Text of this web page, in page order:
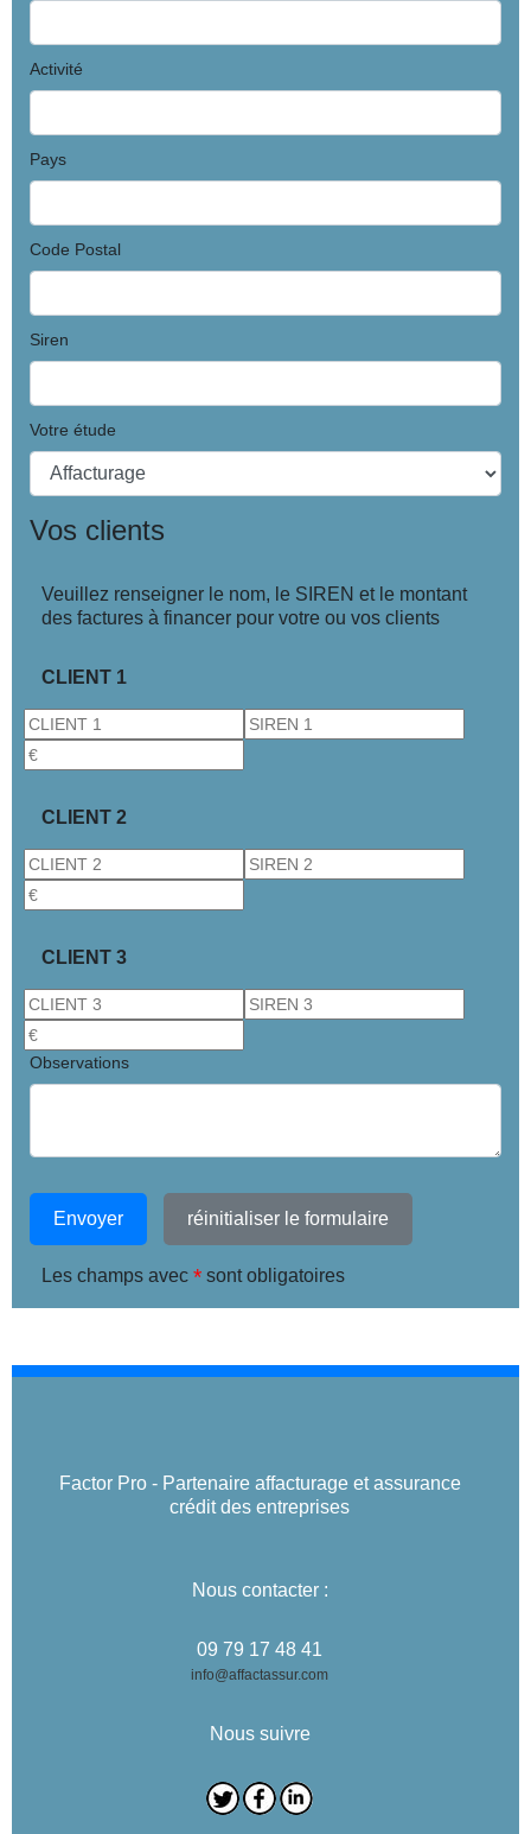
Activité
Pays
Code Postal
Siren
Votre étude
Vos clients
Veuillez renseigner le nom, le SIREN et le montant
des factures à financer pour votre ou vos clients
CLIENT 1
CLIENT 2
CLIENT 3
Observations
Envoyer réinitialiser le formulaire
Les champs avec * sont obligatoires
Factor Pro - Partenaire affacturage et assurance
crédit des entreprises
Nous contacter :
09 79 17 48 41
info@affactassur.com
Nous suivre